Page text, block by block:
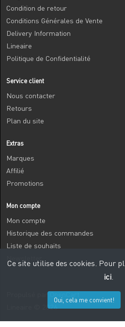
Condition de retour
Conditions Générales de Vente
Delivery Information
Lineaire
Politique de Confidentialité
Service client
Nous contacter
Retours
Plan du site
Extras
Marques
Affilié
Promotions
Mon compte
Mon compte
Historique des commandes
Liste de souhaits
Propulsé par
Lineaire © 2026
Ce site utilise des cookies. Pour
ici.
Oui, cela me convient!